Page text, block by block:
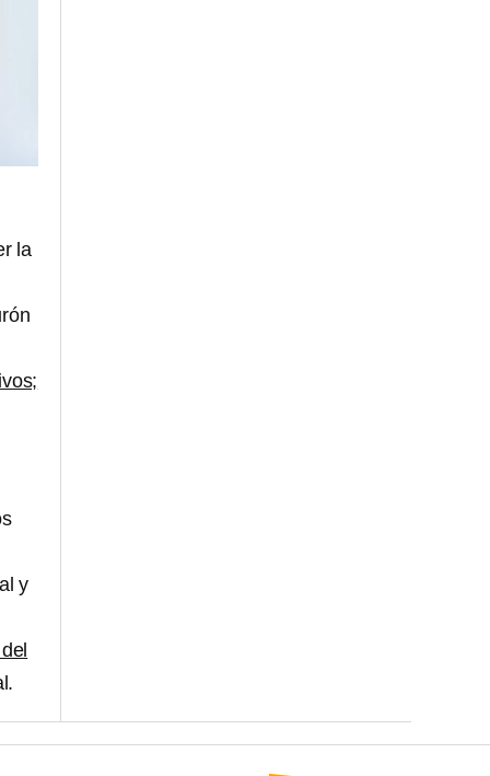
la
y